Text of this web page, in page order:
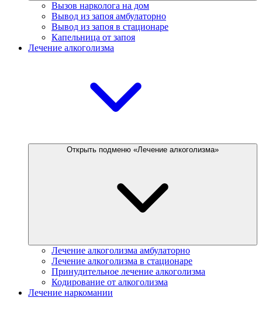
Вызов нарколога на дом
Вывод из запоя амбулаторно
Вывод из запоя в стационаре
Капельница от запоя
Лечение алкоголизма
Открыть подменю «Лечение алкоголизма»
Лечение алкоголизма амбулаторно
Лечение алкоголизма в стационаре
Принудительное лечение алкоголизма
Кодирование от алкоголизма
Лечение наркомании